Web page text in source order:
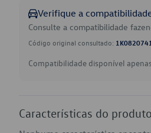
Verifique a
Consulte a compatibilidade
Código original consultado:
Compatibilidade disponível
Características do produto